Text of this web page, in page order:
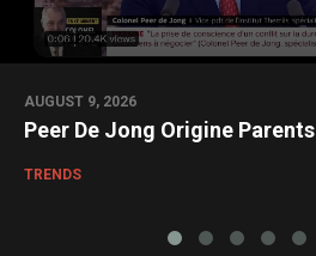
AUGUST 9, 2026
Peer De Jong Origine Parents
TRENDS